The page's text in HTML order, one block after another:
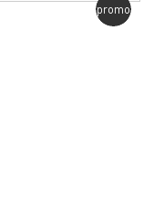
promo